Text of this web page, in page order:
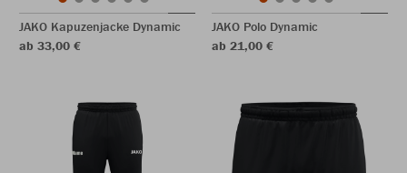
JAKO Kapuzenjacke Dynamic
ab 33,00 €
JAKO Polo Dynamic
ab 21,00 €